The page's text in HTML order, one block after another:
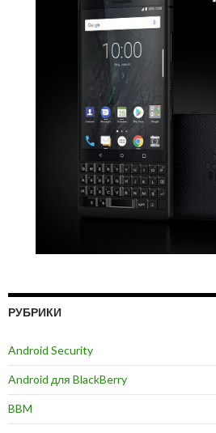
РУБРИКИ
Android Security
Android для BlackBerry
BBM